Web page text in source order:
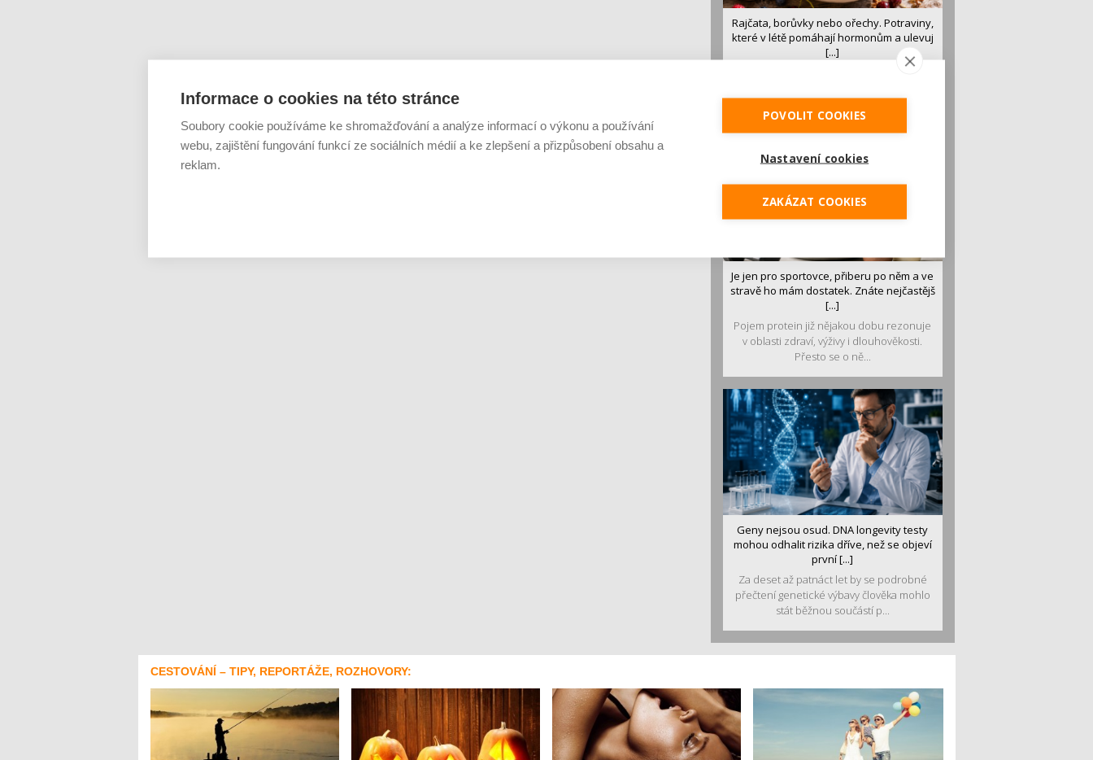
Rajčata, borůvky nebo ořechy. Potraviny,
které v létě pomáhají hormonům a ulevuj
[...]
luštěniny jsou práv...
Je jen pro sportovce, přiberu po něm a ve
stravě ho mám dostatek. Znáte nejčastějš
[...]
Pojem protein již nějakou dobu rezonuje
v oblasti zdraví, výživy i dlouhověkosti.
Přesto se o ně...
Geny nejsou osud. DNA longevity testy
mohou odhalit rizika dříve, než se objeví
první [...]
Za deset až patnáct let by se podrobné
přečtení genetické výbavy člověka mohlo
stát běžnou součástí p...
CESTOVÁNÍ – TIPY, REPORTÁŽE, ROZHOVORY:
Informace o cookies na této stránce
Soubory cookie používáme ke shromažďování a analýze informací o výkonu a používání
webu, zajištění fungování funkcí ze sociálních médií a ke zlepšení a přizpůsobení obsahu a
reklam.
POVOLIT COOKIES
Nastavení cookies
ZAKÁZAT COOKIES